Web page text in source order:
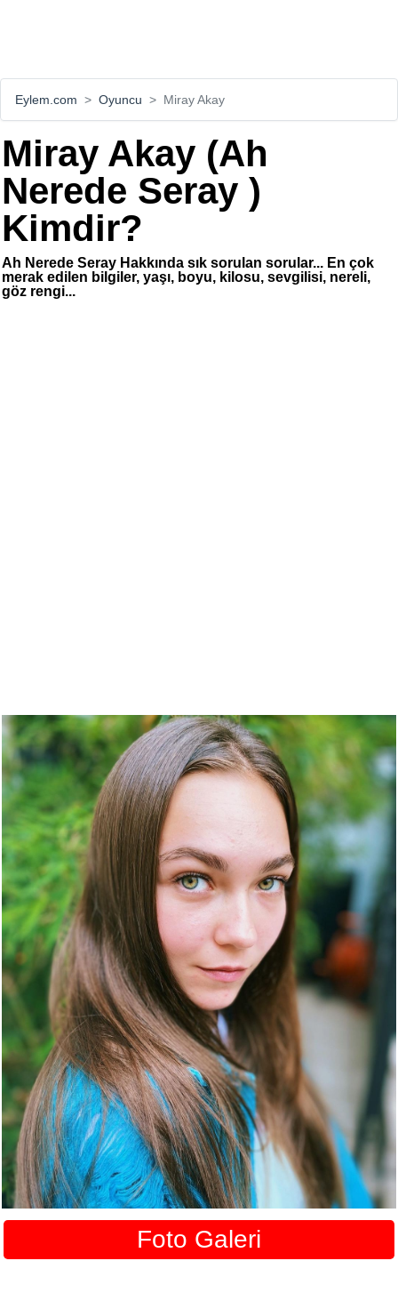
Eylem.com Oyuncu Miray Akay
Miray Akay (Ah
Nerede Seray )
Kimdir?
Ah Nerede Seray Hakkında sık sorulan sorular... En çok
merak edilen bilgiler, yaşı, boyu, kilosu, sevgilisi, nereli,
göz rengi...
Foto Galeri